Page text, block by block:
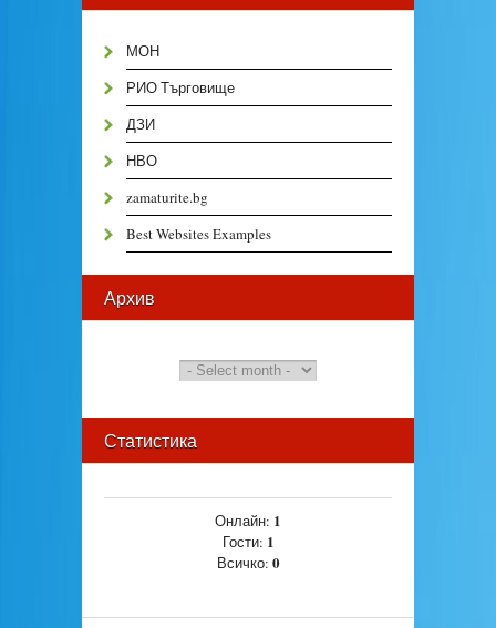
МОН
РИО Търговище
ДЗИ
НВО
zamaturite.bg
Best Websites Examples
Архив
Статистика
Онлайн: 1
Гости: 1
Всичко: 0